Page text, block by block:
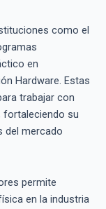
como el
en
Hardware. Estas
trabajar con
fortaleciendo su
del mercado
permite
en la industria